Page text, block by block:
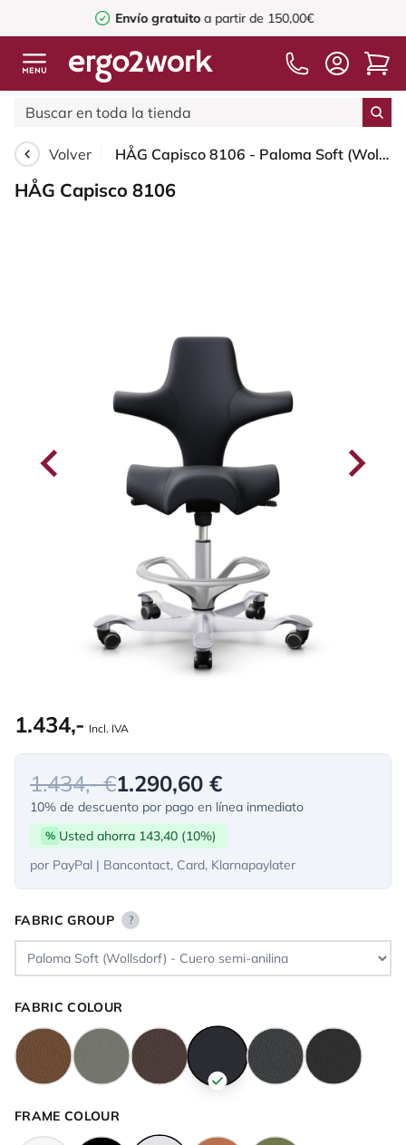
Envío gratuitoa partir de 150,00€
Volver HÅG Capisco 8106 - Paloma Soft (Wollsdorf) - Cuero semi-anilina - ATG55185 - Charcoal - Silver - 265 mm (seat height 53-79cm) - Hard castors for soft floors
HÅG Capisco 8106
1.434,- Incl. IVA
1.434,- €1.290,60 €
10% de descuento por pago en línea inmediato
% Usted ahorra 143,40 (10%)
por PayPal | Bancontact, Card, Klarnapaylater
FABRIC GROUP ?
FABRIC COLOUR
FRAME COLOUR